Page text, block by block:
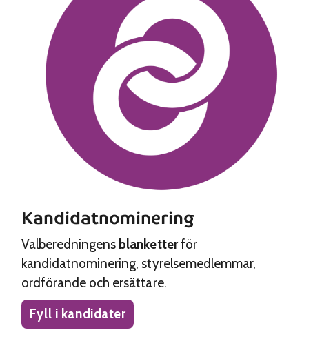
Kandidatnominering
Valberedningens blanketterför
kandidatnominering, styrelsemedlemmar,
ordförande och ersättare.
Fyll i kandidater